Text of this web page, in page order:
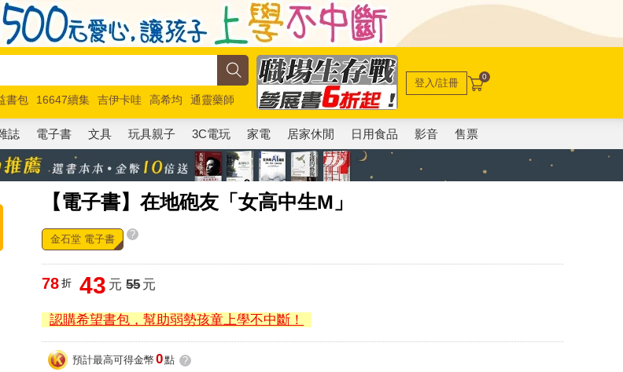
書包 16647續集 吉伊卡哇 高希均
通靈藥師
克 玩具總動員5 超慢跑
登入/註冊 0
誌 電子書 文具 玩具親子 3C電玩 家電 居家休閒 日用食品 影音 售票
【電子書】在地砲友「女高中生M」
金石堂 電子書 ?
78 折 43 元 55元
認購希望書包，幫助弱勢孩童上學不中斷！
預計最高可得金幣 0點 ?